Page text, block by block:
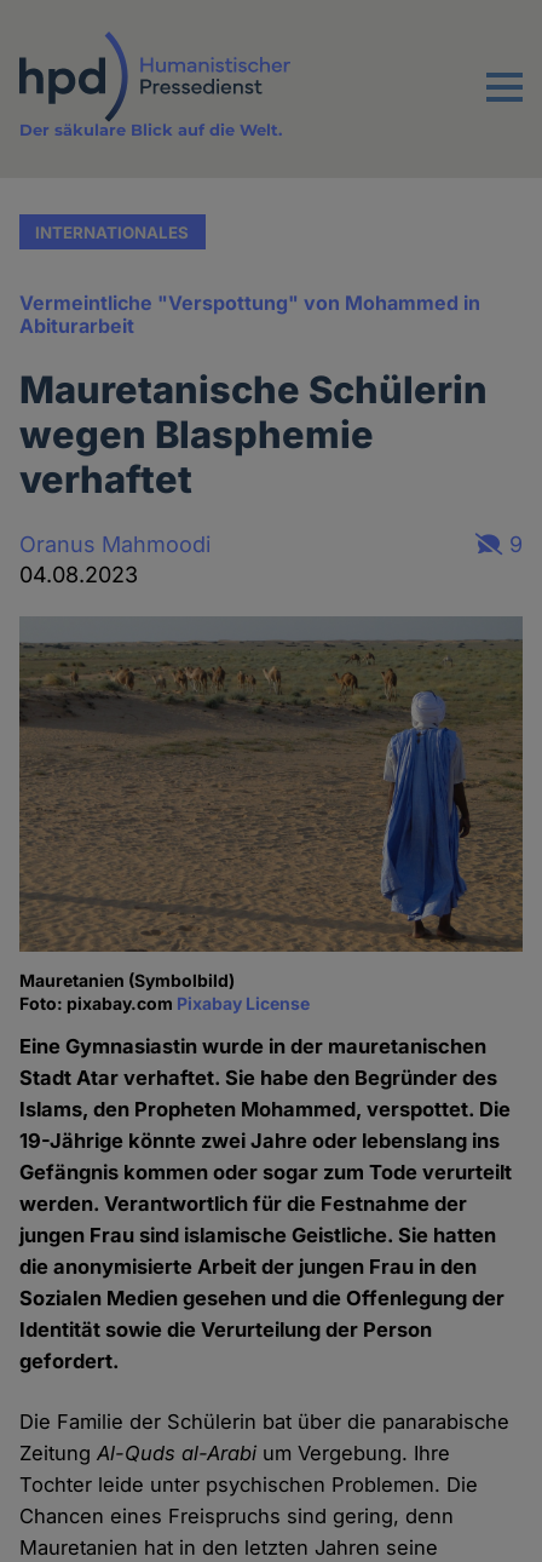
Inhalt
Menu
Der säkulare Blick auf die Welt.
INTERNATIONALES
Vermeintliche "Verspottung" von Mohammed in
Abiturarbeit
Mauretanische Schülerin
wegen Blasphemie
verhaftet
Oranus Mahmoodi
04.08.2023
9
Mauretanien (Symbolbild)
Foto: pixabay.com Pixabay License
Eine Gymnasiastin wurde in der mauretanischen
Stadt Atar verhaftet. Sie habe den Begründer des
Islams, den Propheten Mohammed, verspottet. Die
19-Jährige könnte zwei Jahre oder lebenslang ins
Gefängnis kommen oder sogar zum Tode verurteilt
werden. Verantwortlich für die Festnahme der
jungen Frau sind islamische Geistliche. Sie hatten
die anonymisierte Arbeit der jungen Frau in den
Sozialen Medien gesehen und die Offenlegung der
Identität sowie die Verurteilung der Person
gefordert.
Die Familie der Schülerin bat über die panarabische
ZeitungAl-Quds al-Arabi um Vergebung. Ihre
Tochter leide unter psychischen Problemen. Die
Chancen eines Freispruchs sind gering, denn
Mauretanien hat in den letzten Jahren seine